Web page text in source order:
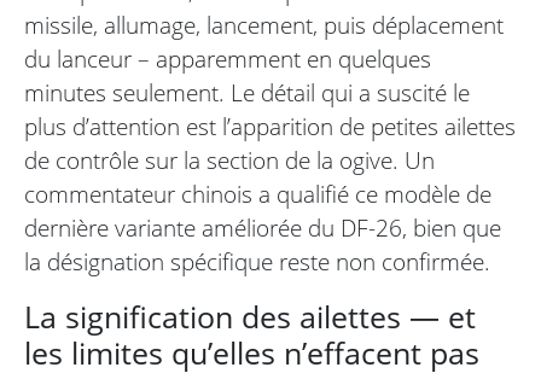
missile, allumage, lancement, puis déplacement
du lanceur – apparemment en quelques
minutes seulement. Le détail qui a suscité le
plus d’attention est l’apparition de petites ailettes
de contrôle sur la section de la ogive. Un
commentateur chinois a qualifié ce modèle de
dernière variante améliorée du DF-26, bien que
la désignation spécifique reste non confirmée.
La signification des ailettes — et
les limites qu’elles n’effacent pas